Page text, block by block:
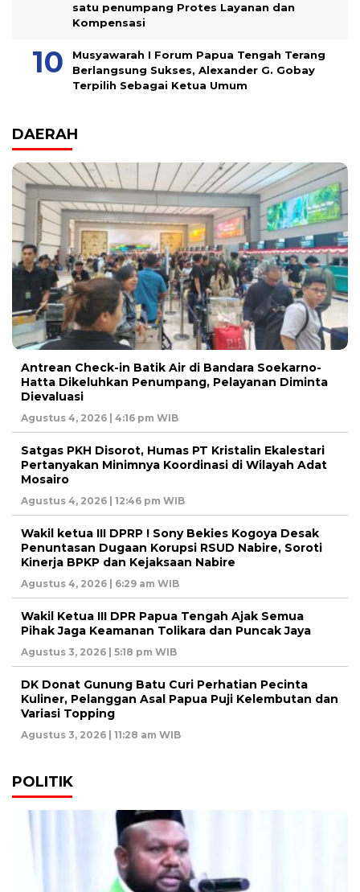
satu penumpang Protes Layanan dan
Kompensasi
Musyawarah I Forum Papua Tengah Terang
Berlangsung Sukses, Alexander G. Gobay
Terpilih Sebagai Ketua Umum
DAERAH
Antrean Check-in Batik Air di Bandara Soekarno-
Hatta Dikeluhkan Penumpang, Pelayanan Diminta
Dievaluasi
Agustus 4, 2026 | 4:16 pm WIB
Satgas PKH Disorot, Humas PT Kristalin Ekalestari
Pertanyakan Minimnya Koordinasi di Wilayah Adat
Mosairo
Agustus 4, 2026 | 12:46 pm WIB
Wakil ketua III DPRP ! Sony Bekies Kogoya Desak
Penuntasan Dugaan Korupsi RSUD Nabire, Soroti
Kinerja BPKP dan Kejaksaan Nabire
Agustus 4, 2026 | 6:29 am WIB
Wakil Ketua III DPR Papua Tengah Ajak Semua
Pihak Jaga Keamanan Tolikara dan Puncak Jaya
Agustus 3, 2026 | 5:18 pm WIB
DK Donat Gunung Batu Curi Perhatian Pecinta
Kuliner, Pelanggan Asal Papua Puji Kelembutan dan
Variasi Topping
Agustus 3, 2026 | 11:28 am WIB
POLITIK